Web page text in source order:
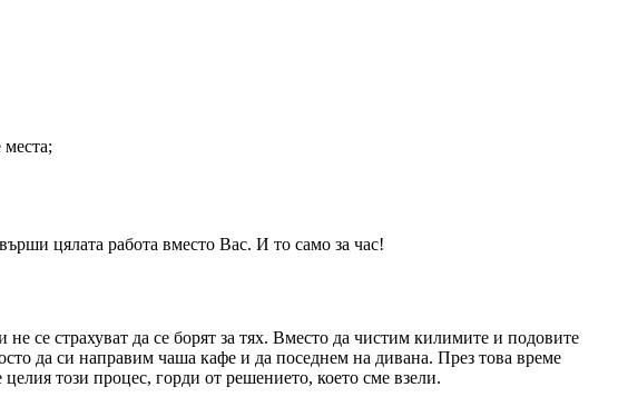
цялата работа вместо Вас. И то само за час!
се страхуват да се борят за тях. Вместо да чистим килимите и подовите
да си направим чаша кафе и да поседнем на дивана. През това време
този процес, горди от решението, което сме взели.